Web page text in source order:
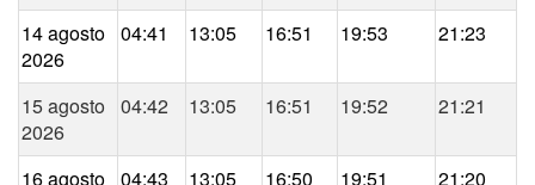
14 agosto
2026
04:41 13:05 16:51 19:53 21:23
15 agosto
2026
04:42 13:05 16:51 19:52 21:21
16 agosto 04:43 13:05 16:50 19:51 21:20